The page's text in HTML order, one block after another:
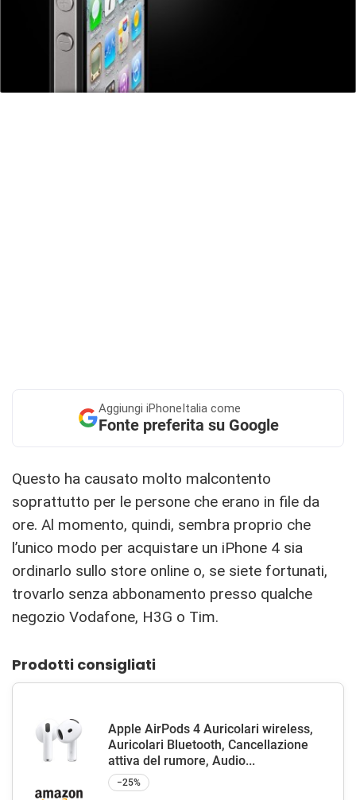
Aggiungi iPhoneItalia come
Fonte preferita su Google
Questo ha causato molto malcontento
soprattutto per le persone che erano in file da
ore. Al momento, quindi, sembra proprio che
l’unico modo per acquistare un iPhone 4 sia
ordinarlo sullo store online o, se siete fortunati,
trovarlo senza abbonamento presso qualche
negozio Vodafone, H3G o Tim.
Prodotti consigliati
Apple AirPods 4 Auricolari wireless,
Auricolari Bluetooth, Cancellazione
attiva del rumore, Audio...
−25%